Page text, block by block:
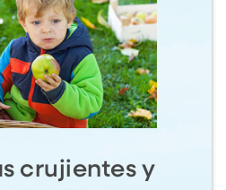
crujientes y